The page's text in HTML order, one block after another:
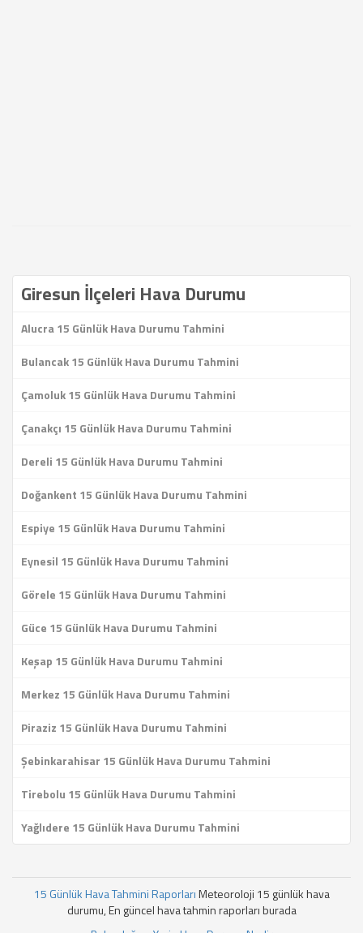
Giresun İlçeleri Hava Durumu
Alucra 15 Günlük Hava Durumu Tahmini
Bulancak 15 Günlük Hava Durumu Tahmini
Çamoluk 15 Günlük Hava Durumu Tahmini
Çanakçı 15 Günlük Hava Durumu Tahmini
Dereli 15 Günlük Hava Durumu Tahmini
Doğankent 15 Günlük Hava Durumu Tahmini
Espiye 15 Günlük Hava Durumu Tahmini
Eynesil 15 Günlük Hava Durumu Tahmini
Görele 15 Günlük Hava Durumu Tahmini
Güce 15 Günlük Hava Durumu Tahmini
Keşap 15 Günlük Hava Durumu Tahmini
Merkez 15 Günlük Hava Durumu Tahmini
Piraziz 15 Günlük Hava Durumu Tahmini
Şebinkarahisar 15 Günlük Hava Durumu Tahmini
Tirebolu 15 Günlük Hava Durumu Tahmini
Yağlıdere 15 Günlük Hava Durumu Tahmini
15 Günlük Hava Tahmini RaporlarıMeteoroloji 15 günlük hava
durumu, En güncel hava tahmin raporları burada